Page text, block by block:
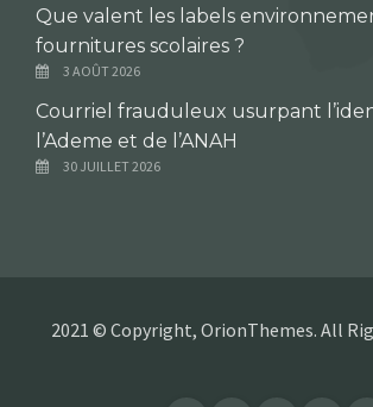
Que valent les labels
fournitures scolaires ?
3 AOÛT 2026
Courriel frauduleux usurpant
l’Ademe et de l’ANAH
30 JUILLET 2026
2021 © Copyright, OrionThemes. All